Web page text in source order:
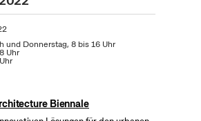
und Donnerstag, 8 bis 16 Uhr
Uhr
Biennale